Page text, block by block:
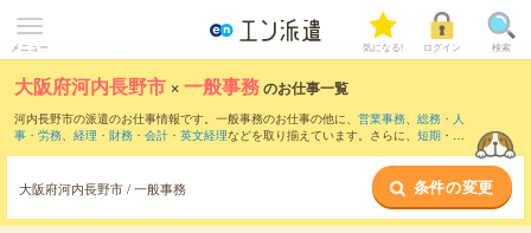
メニュー 気になる! ログイン 検索
大阪府河内長野市 ×一般事務のお仕事一覧
河内長野市の派遣のお仕事情報です。一般事務のお仕事の他に、 営業事務、 総務・人
事・労務、 経理・財務・会計・英文経理などを取り揃えています。さらに、 短期 ・ 単
大阪府河内長野市 / 一般事務 条件の変更